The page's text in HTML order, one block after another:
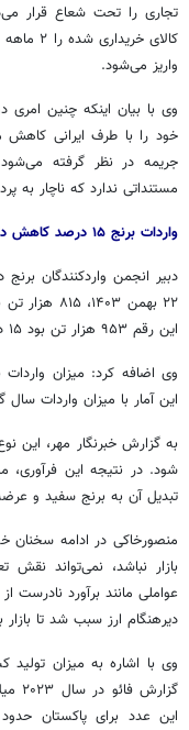
تجاری را تحت شعاع قرار
واریز می‌شود.
وی با بیان اینکه چنین امری
خود را با طرف ایرانی کاهش
جریمه در نظر گرفته
مستنداتی ندارد که ناچار
واردات برنج ۱۵ درصد کاهش داشت
دبیر انجمن واردکنندگان
۲۲ بهمن
این رقم ۹۵۳ هزار تن بود ۱۵ درصد کاهش داشت.
این آمار با میزان واردات سال
به گزارش خبرنگار مهر، این
شود. در نتیجه این فرآوری،
تبدیل آن به برنج سفید و
منصورخاکی در ادامه سخنان
بازار نباشد، نمی‌تواند نقش
عواملی مانند برآورد
دیرهنگام ارز سبب شد تا
وی با اشاره به میزان
گزارشفائو